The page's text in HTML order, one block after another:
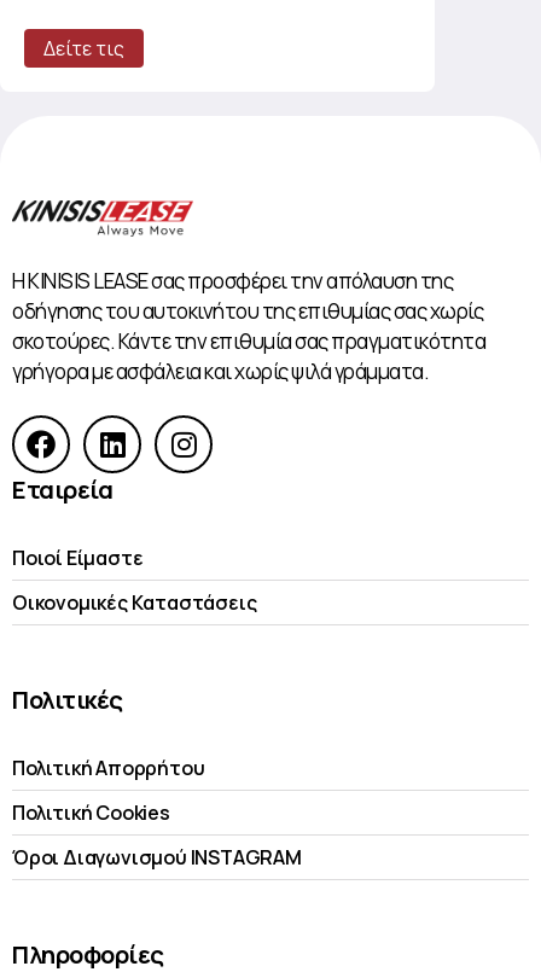
Δείτε τις
Η KINISIS LEASE σας προσφέρει την απόλαυση της
οδήγησης του αυτοκινήτου της επιθυμίας σας χωρίς
σκοτούρες. Κάντε την επιθυμία σας πραγματικότητα
γρήγορα με ασφάλεια και χωρίς ψιλά γράμματα.
Εταιρεία
Ποιοί Είμαστε
Οικονομικές Kαταστάσεις
Πολιτικές
Πολιτική Απορρήτου
Πολιτική Cookies
Όροι Διαγωνισμού INSTAGRAM
Πληροφορίες